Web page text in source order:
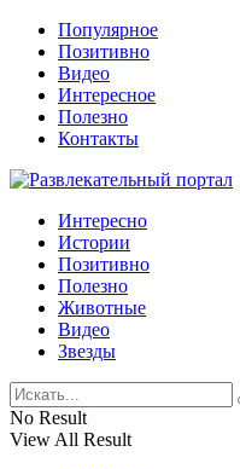
Популярное
Позитивно
Видео
Интересное
Полезно
Контакты
Интересно
Истории
Позитивно
Полезно
Животные
Видео
Звезды
No Result
View All Result